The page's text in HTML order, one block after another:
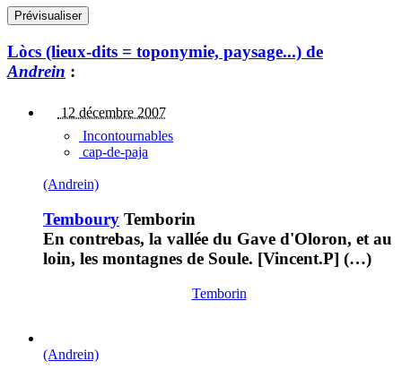
Lòcs (lieux-dits = toponymie, paysage...) de
Andrein :
12 décembre 2007
Incontournables
cap-de-paja
(Andrein)
Temboury Temborin
En contrebas, la vallée du Gave d'Oloron, et au
loin, les montagnes de Soule. [Vincent.P] (…)
Temborin
(Andrein)